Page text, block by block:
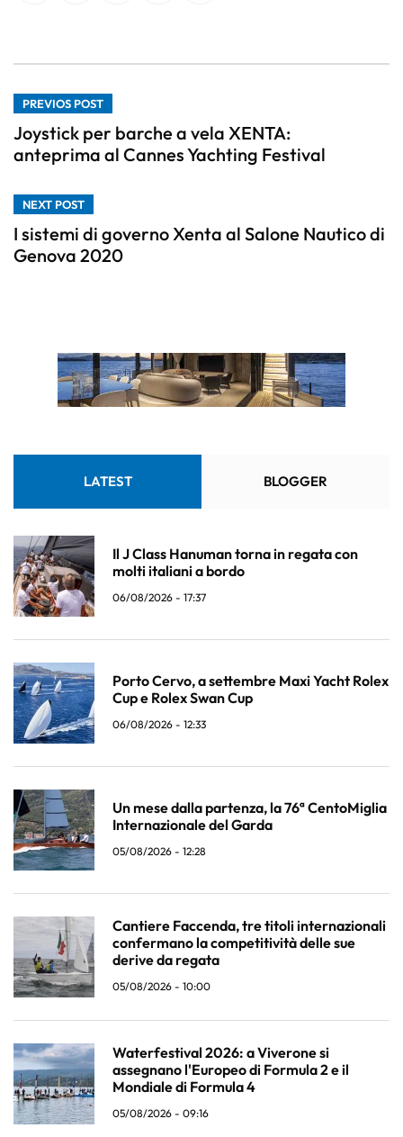
PREVIOS POST
Joystick per barche a vela XENTA:
anteprima al Cannes Yachting Festival
NEXT POST
I sistemi di governo Xenta al Salone Nautico di
Genova 2020
LATEST BLOGGER
Il J Class Hanuman torna in regata con
molti italiani a bordo
06/08/2026 - 17:37
Porto Cervo, a settembre Maxi Yacht Rolex
Cup e Rolex Swan Cup
06/08/2026 - 12:33
Un mese dalla partenza, la 76ª CentoMiglia
Internazionale del Garda
05/08/2026 - 12:28
Cantiere Faccenda, tre titoli internazionali
confermano la competitività delle sue
derive da regata
05/08/2026 - 10:00
Waterfestival 2026: a Viverone si
assegnano l'Europeo di Formula 2 e il
Mondiale di Formula 4
05/08/2026 - 09:16